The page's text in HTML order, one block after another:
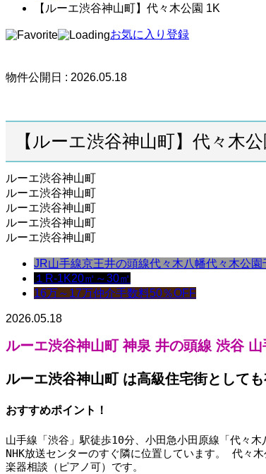
【ルーエ渋谷神山町】代々木公園 1K
お気に入り登録
物件公開日 : 2026.05.18
【ルーエ渋谷神山町】代々木
ルーエ渋谷神山町
ルーエ渋谷神山町
ルーエ渋谷神山町
ルーエ渋谷神山町
ルーエ渋谷神山町
JR山手線京王井の頭線代々木八幡代々木公園
１R-1K20㎡～30㎡
16万～17万仲介手数料50％OFF
2026.05.18
ルーエ渋谷神山町 神泉 井の頭線 渋谷
ルーエ渋谷神山町 は高級住宅街として
おすすめポイント！
山手線「渋谷」駅徒歩10分、小田急小田原線「代々
NHK放送センターのすぐ隣に位置しています。 代々
楽器相談（ピアノ可）です。